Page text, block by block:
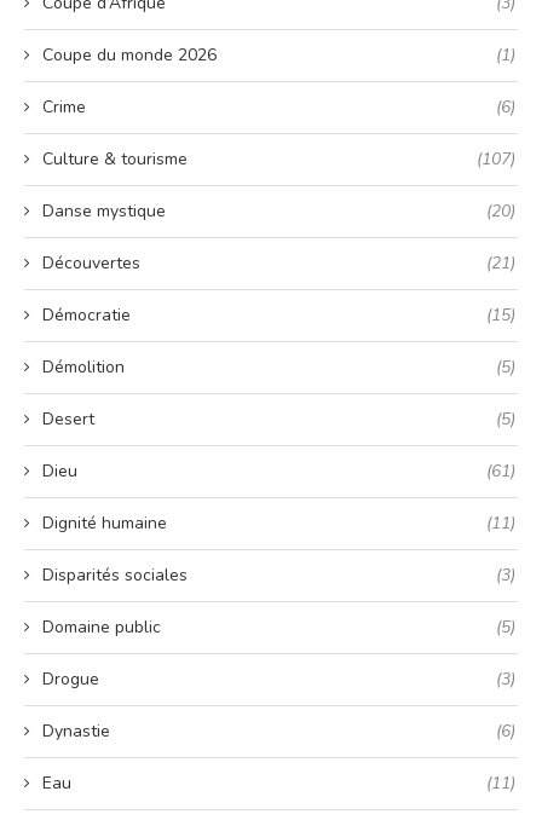
Coupe du monde 2026 (1)
Crime (6)
Culture & tourisme (107)
Danse mystique (20)
Découvertes (21)
Démocratie (15)
Démolition (5)
Desert (5)
Dieu (61)
Dignité humaine (11)
Disparités sociales (3)
Domaine public (5)
Drogue (3)
Dynastie (6)
Eau (11)